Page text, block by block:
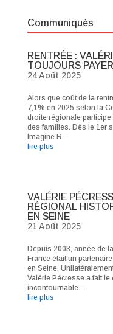
Communiqués
RENTRÉE :
TOUJOURS
24 Août 2025
Alors que coût de la
7,1% en 2025 selon la
droite régionale participe
des familles. Dès le 1er
Imagine R...
lire plus
VALÉRIE
RÉGIONAL
EN SEINE
21 Août 2025
Depuis 2003, année de
France était un
en Seine.
Valérie Pécresse a fait
incontournable...
lire plus